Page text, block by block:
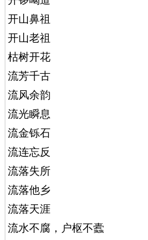
开山鼻祖
开山老祖
枯树开花
流芳千古
流风余韵
流光瞬息
流金铄石
流连忘反
流落失所
流落他乡
流落天涯
流水不腐，户枢不蠹